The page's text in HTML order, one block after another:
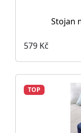
Stojan
579 Kč
TOP